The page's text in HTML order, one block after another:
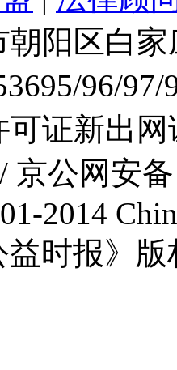
阳区白
96/
证新出
京公网安
2014
益时报》